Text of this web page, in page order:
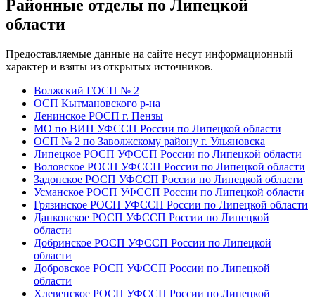
Районные отделы по Липецкой
области
Предоставляемые данные на сайте несут информационный
характер и взяты из открытых источников.
Волжский ГОСП № 2
ОСП Кытмановского р-на
Ленинское РОСП г. Пензы
МО по ВИП УФССП России по Липецкой области
ОСП № 2 по Заволжскому району г. Ульяновска
Липецкое РОСП УФССП России по Липецкой области
Воловское РОСП УФССП России по Липецкой области
Задонское РОСП УФССП России по Липецкой области
Усманское РОСП УФССП России по Липецкой области
Грязинское РОСП УФССП России по Липецкой области
Данковское РОСП УФССП России по Липецкой
области
Добринское РОСП УФССП России по Липецкой
области
Добровское РОСП УФССП России по Липецкой
области
Хлевенское РОСП УФССП России по Липецкой